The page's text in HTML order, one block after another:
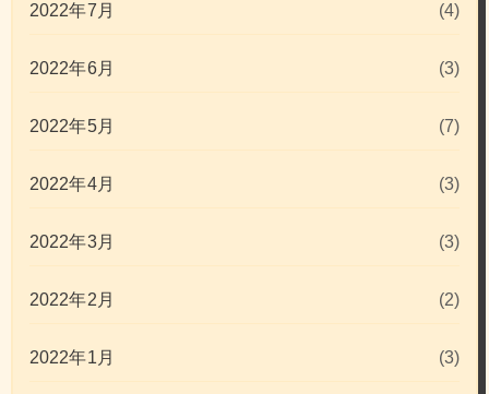
2022年7月 (4)
2022年6月 (3)
2022年5月 (7)
2022年4月 (3)
2022年3月 (3)
2022年2月 (2)
2022年1月 (3)